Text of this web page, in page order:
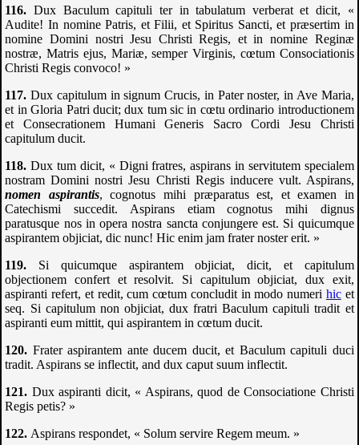
Dux Baculum capituli ter in tabulatum verberat et dicit, «
Audite! In nomine Patris, et Filii, et Spiritus Sancti, et præsertim in
nomine Domini nostri Jesu Christi Regis, et in nomine Reginæ
nostræ, Matris ejus, Mariæ, semper Virginis, cœtum Consociationis
Christi Regis convoco! »
Dux capitulum in signum Crucis, in Pater noster, in Ave Maria,
et in Gloria Patri ducit; dux tum sic in cœtu ordinario introductionem
et Consecrationem Humani Generis Sacro Cordi Jesu Christi
capitulum ducit.
Dux tum dicit, « Digni fratres, aspirans in servitutem specialem
nostram Domini nostri Jesu Christi Regis inducere vult. Aspirans,
nomen aspirantis, cognotus mihi præparatus est, et examen in
Catechismi succedit. Aspirans etiam cognotus mihi dignus
paratusque nos in opera nostra sancta conjungere est. Si quicumque
aspirantem objiciat, dic nunc! Hic enim jam frater noster erit. »
Si quicumque aspirantem objiciat, dicit, et capitulum
objectionem confert et resolvit. Si capitulum objiciat, dux exit,
aspiranti refert, et redit, cum cœtum concludit in modo numeri hicet
seq. Si capitulum non objiciat, dux fratri Baculum capituli tradit et
aspiranti eum mittit, qui aspirantem in cœtum ducit.
Frater aspirantem ante ducem ducit, et Baculum capituli duci
tradit. Aspirans se inflectit, and dux caput suum inflectit.
Dux aspiranti dicit, « Aspirans, quod de Consociatione Christi
Regis petis? »
Aspirans respondet, « Solum servire Regem meum. »